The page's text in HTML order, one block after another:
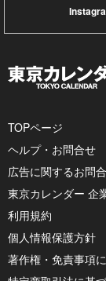
TOPページ
ヘルプ・お問合せ
広告に関するお問
東京カレンダー 企
利用規約
個人情報保護方針
著作権・免責事項